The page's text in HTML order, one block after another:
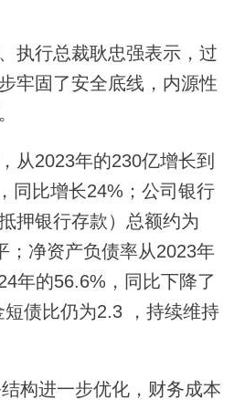
执行总裁耿忠强表示，过
牢固了安全底线，内源性
从2023年的230亿增长到
同比增长24%；公司银行
押银行存款）总额约为
；净资产负债率从2023年
年的56.6%，同比下降了
债比仍为2.3 ，持续维持
构进一步优化，财务成本